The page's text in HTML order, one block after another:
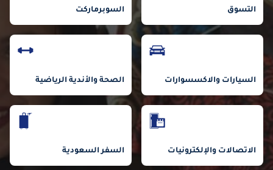
التسوق السوبرماركت
السيارات والاكسسوارات الصحة والأندية الرياضية
الاتصالات والإلكترونيات السفر السعودية